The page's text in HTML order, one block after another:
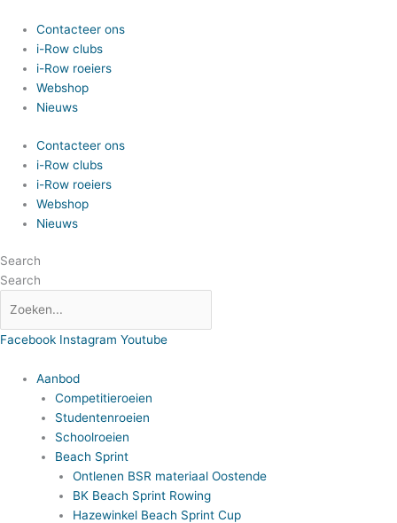
naar
inhoud
Contacteer ons
i-Row clubs
i-Row roeiers
Webshop
Nieuws
Contacteer ons
i-Row clubs
i-Row roeiers
Webshop
Nieuws
Search
Search
Facebook Instagram Youtube
Aanbod
Competitieroeien
Studentenroeien
Schoolroeien
Beach Sprint
Ontlenen BSR materiaal Oostende
BK Beach Sprint Rowing
Hazewinkel Beach Sprint Cup